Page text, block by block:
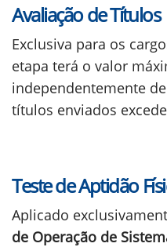
Avaliação de Títulos
Exclusiva para os
etapa terá o valor
independentemente
títulos enviados
Teste de Aptidão
Aplicado
de Operação de